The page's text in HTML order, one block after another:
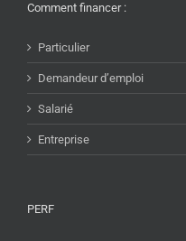
Comment financer :
Particulier
Demandeur d’emploi
Salarié
Entreprise
PERF